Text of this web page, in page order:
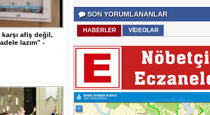
SON YORUMLANANLAR
HABERLER VİDEOLAR
afiş değil,
lazım” -